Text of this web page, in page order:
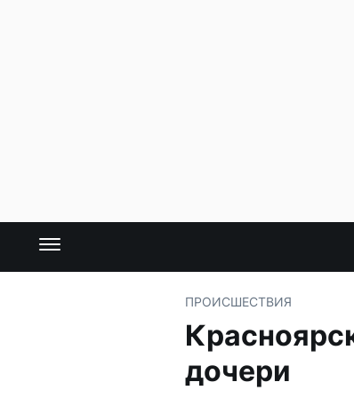
ПРОИСШЕСТВИЯ
дочери